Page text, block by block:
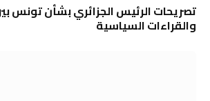
تصريحات الرئيس الجزائري بشأن تونس
والقراءات السياسية